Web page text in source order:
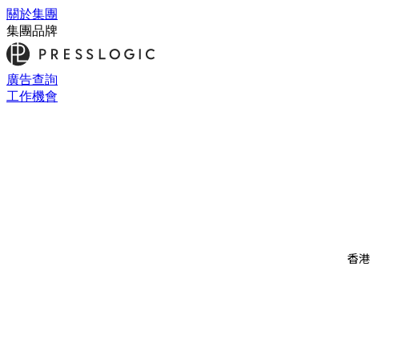
關於集團
集團品牌
廣告查詢
工作機會
香港